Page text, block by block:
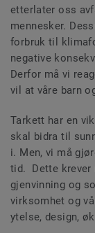
etterlater oss
mennesker.
forbruk til
negative
Derfor må vi
vil at våre barn
Tarkett har en
skal bidra til
i. Men, vi må
tid. Dette krever
gjenvinning og
virksomhet og
ytelse, design,